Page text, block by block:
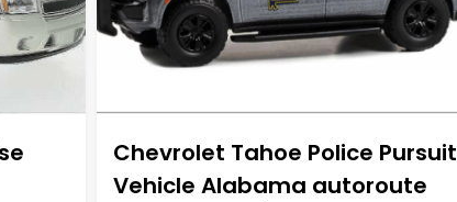
Chevrolet Tahoe Police Pursuit
Vehicle Alabama autoroute